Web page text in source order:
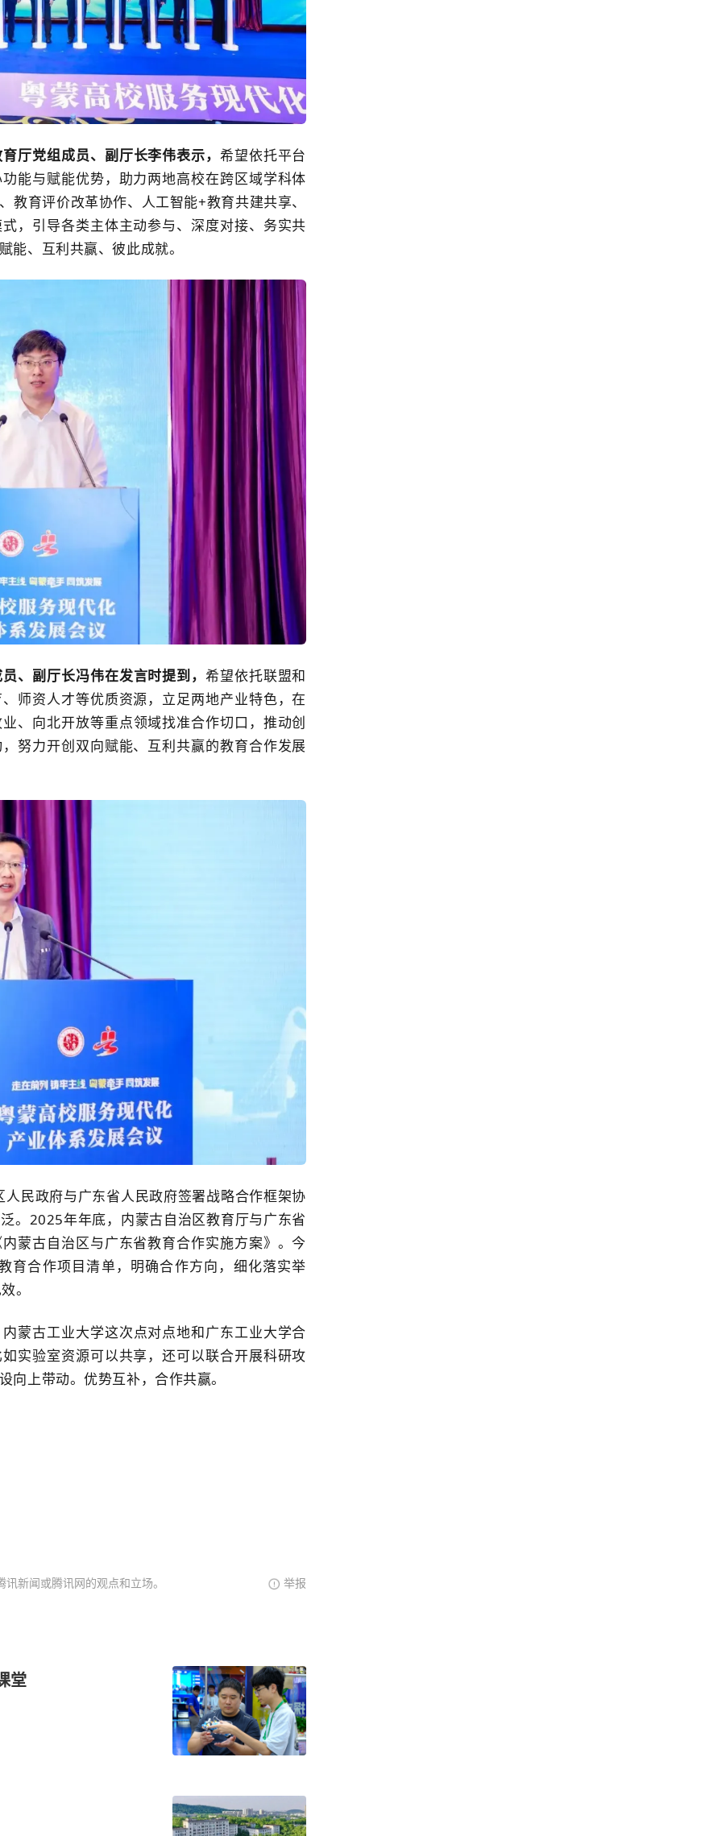
厅党组成员、 副厅长李伟表示， 希望依托平台
能与赋能优势，助力两地高校在跨区域学科体
教育评价改革协作、人工智能+教育共建共享、
，引导各类主体主动参与、深度对接、务实共
能、互利共赢、彼此成就。
、 副厅长冯伟在发言时提到，希望依托联盟和
师资人才等优质资源，立足两地产业特色，在
、向北开放等重点领域找准合作切口，推动创
努力开创双向赋能、互利共赢的教育合作发展
民政府与广东省人民政府签署战略合作框架协
。2025年年底，内蒙古自治区教育厅与广东省
蒙古自治区与广东省教育合作实施方案》。今
育合作项目清单，明确合作方向，细化落实举
。
内蒙古工业大学这次点对点地和广东工业大学合
实验室资源可以共享，还可以联合开展科研攻
向上带动。优势互补，合作共赢。
新闻或腾讯网的观点和立场。 举报
堂